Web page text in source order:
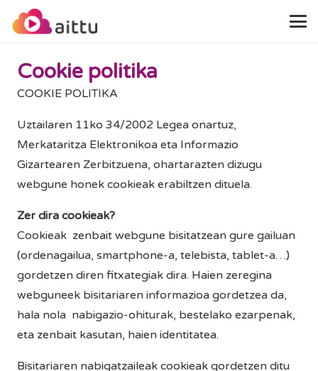
Cookie politika
COOKIE POLITIKA
Uztailaren 11ko 34/2002 Legea onartuz,
Merkataritza Elektronikoa eta Informazio
Gizartearen Zerbitzuena, ohartarazten dizugu
webgune honek cookieak erabiltzen dituela.
Zer dira cookieak?
Cookieak zenbait webgune bisitatzean gure gailuan
(ordenagailua, smartphone-a, telebista, tablet-a…)
gordetzen diren fitxategiak dira. Haien zeregina
webguneek bisitariaren informazioa gordetzea da,
hala nola nabigazio-ohiturak, bestelako ezarpenak,
eta zenbait kasutan, haien identitatea.
Bisitariaren nabigatzaileak cookieak gordetzen ditu